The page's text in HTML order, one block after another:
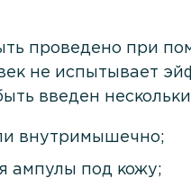
проведено при
не испытывает
введен
внутримышечно;
ампулы под кожу;